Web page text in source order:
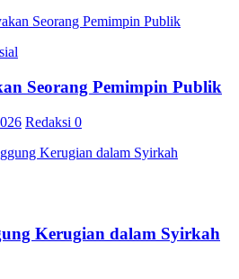
Seorang Pemimpin Publik
Redaksi 0
Kerugian dalam Syirkah